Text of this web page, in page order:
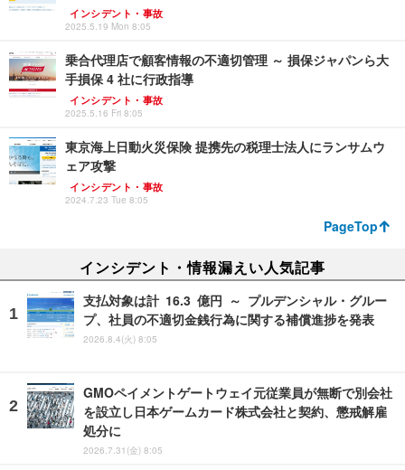
インシデント・事故
2025.5.19 Mon 8:05
乗合代理店で顧客情報の不適切管理 ～ 損保ジャパンら大
手損保 4 社に行政指導
インシデント・事故
2025.5.16 Fri 8:05
東京海上日動火災保険 提携先の税理士法人にランサムウ
ェア攻撃
インシデント・事故
2024.7.23 Tue 8:05
PageTop
インシデント・情報漏えい人気記事
支払対象は計 16.3 億円 ～ プルデンシャル・グルー
プ、社員の不適切金銭行為に関する補償進捗を発表
2026.8.4(火) 8:05
GMOペイメントゲートウェイ元従業員が無断で別会社
を設立し日本ゲームカード株式会社と契約、懲戒解雇
処分に
2026.7.31(金) 8:05